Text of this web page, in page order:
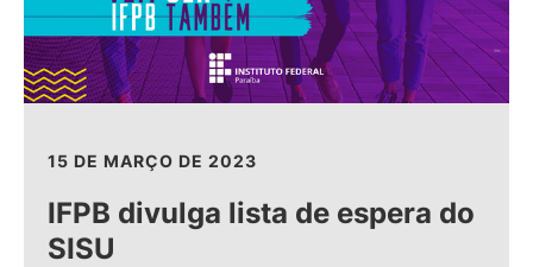
15 DE MARÇO DE 2023
IFPB divulga lista de espera do
SISU